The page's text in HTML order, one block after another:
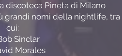
discoteca Pineta di Milano
grandi nomi della nightlife, tra
cui:
Sinclar
Morales